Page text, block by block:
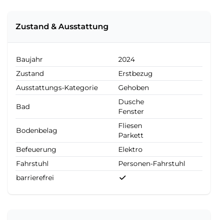
Zustand & Ausstattung
Baujahr
2024
Zustand
Erstbezug
Ausstattungs-Kategorie
Gehoben
Bad
Dusche
Fenster
Bodenbelag
Fliesen
Parkett
Befeuerung
Elektro
Fahrstuhl
Personen-Fahrstuhl
barrierefrei